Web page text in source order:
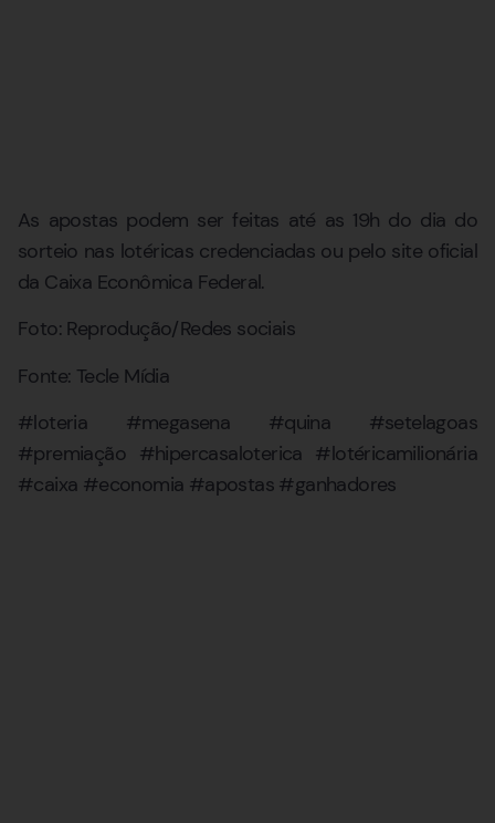
As apostas podem ser feitas até as 19h do dia do
sorteio nas lotéricas credenciadas ou pelo site oficial
da Caixa Econômica Federal.
Foto: Reprodução/Redes sociais
Fonte: Tecle Mídia
#loteria #megasena #quina #setelagoas
#premiação #hipercasaloterica #lotéricamilionária
#caixa #economia #apostas #ganhadores